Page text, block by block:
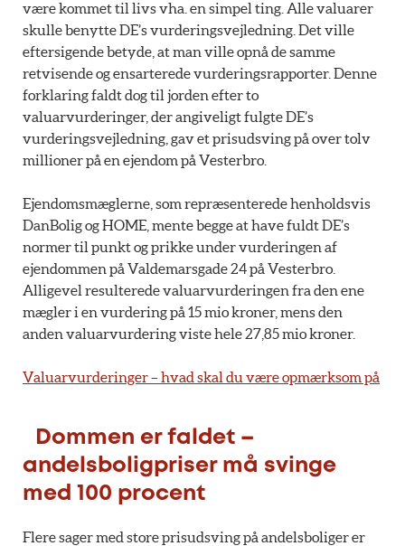
være kommet til livs vha. en simpel ting. Alle valuarer
skulle benytte DE’s vurderingsvejledning. Det ville
eftersigende betyde, at man ville opnå de samme
retvisende og ensarterede vurderingsrapporter. Denne
forklaring faldt dog til jorden efter to
valuarvurderinger, der angiveligt fulgte DE’s
vurderingsvejledning, gav et prisudsving på over tolv
millioner på en ejendom på Vesterbro.
Ejendomsmæglerne, som repræsenterede henholdsvis
DanBolig og HOME, mente begge at have fuldt DE’s
normer til punkt og prikke under vurderingen af
ejendommen på Valdemarsgade 24 på Vesterbro.
Alligevel resulterede valuarvurderingen fra den ene
mægler i en vurdering på 15 mio kroner, mens den
anden valuarvurdering viste hele 27,85 mio kroner.
Valuarvurderinger – hvad skal du være opmærksom på
Dommen er faldet –
andelsboligpriser må svinge
med 100 procent
Flere sager med store prisudsving på andelsboliger er